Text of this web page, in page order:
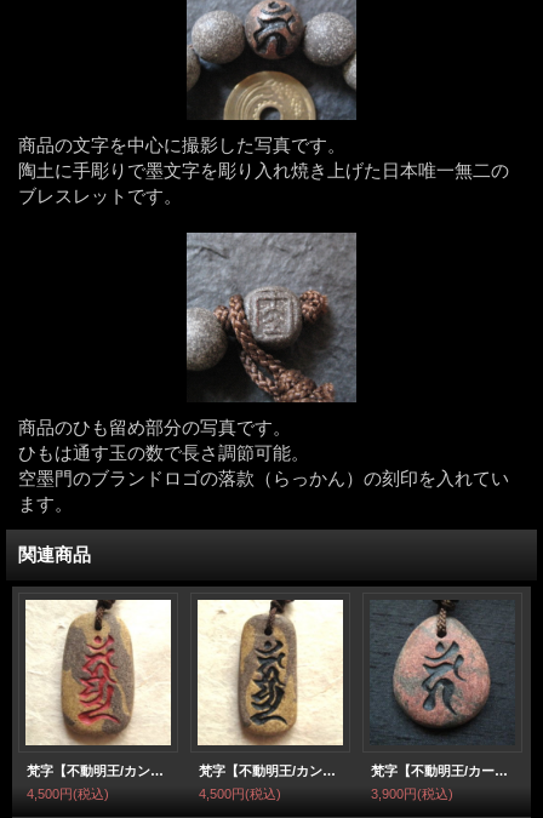
商品の文字を中心に撮影した写真です。
陶土に手彫りで墨文字を彫り入れ焼き上げた日本唯一無二の
ブレスレットです。
商品のひも留め部分の写真です。
ひもは通す玉の数で長さ調節可能。
空墨門のブランドロゴの落款（らっかん）の刻印を入れてい
ます。
関連商品
梵字【不動明王/カンマン】ペンダントネックレス
4,500円(税込)
梵字【不動明王/カンマン】ペンダントネックレス
4,500円(税込)
梵字【不動明王/カーン】ペンダントネックレス
3,900円(税込)